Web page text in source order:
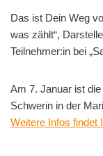
Das ist Dein Weg
was zählt“,
Teilnehmer:in bei
Am 7. Januar ist
Schwerin in der
Weitere Infos findet